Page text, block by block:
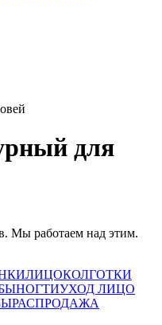
для
Мы работаем над этим.
ЛИЦОКОЛГОТКИ
НОГТИУХОД ЛИЦО
РАСПРОДАЖА